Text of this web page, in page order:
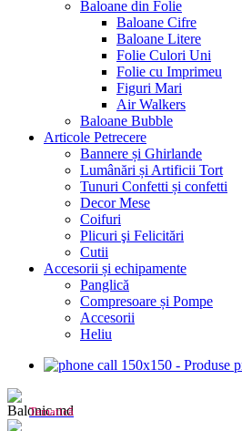
Baloane din Folie
Baloane Cifre
Baloane Litere
Folie Culori Uni
Folie cu Imprimeu
Figuri Mari
Air Walkers
Baloane Bubble
Articole Petrecere
Bannere și Ghirlande
Lumânări și Artificii Tort
Tunuri Confetti și confetti
Decor Mese
Coifuri
Plicuri şi Felicitări
Cutii
Accesorii și echipamente
Panglică
Compresoare și Pompe
Accesorii
Heliu
Tematică